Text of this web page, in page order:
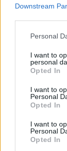
Downstream
Please note
not limited to
grant or deny
use your data
consent section.
Personal
I want to
personal
Opted In
I want to
Personal
Opted In
I want to
Personal
Opted In
vállalkozás a
életének egyik
nélkül, teljesen
fővárosban,
orosz zenés
fellépett a többi
Hong-Kong,
nem utolsó